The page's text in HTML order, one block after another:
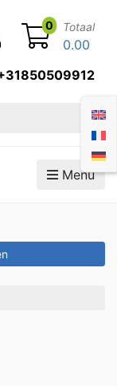
0 Totaal
0.00
Menu